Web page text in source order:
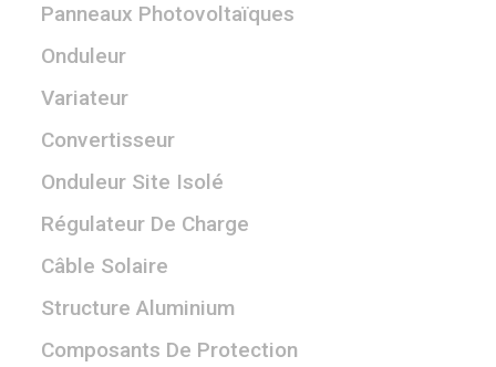
Panneaux Photovoltaïques
Onduleur
Variateur
Convertisseur
Onduleur Site Isolé
Régulateur De Charge
Câble Solaire
Structure Aluminium
Composants De Protection